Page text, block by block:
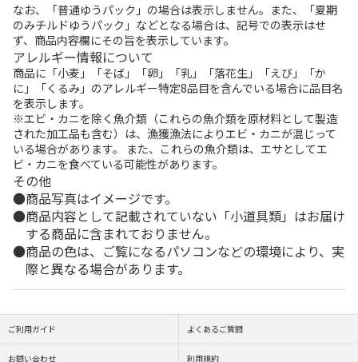
なお、「普通ゆうパック」の場合は表示しません。また、「夏期
のみチルドゆうパック」などとなる場合は、記号での表示はせ
ず、商品内容欄にその旨を表示しています。
アレルギー情報について
商品に「小麦」「そば」「卵」「乳」「落花生」「えび」「か
に」「くるみ」のアレルギー特定8品目を含んでいる場合に品目名
を表示します。
※エビ・カニを除く魚介類（これらの魚介類を原材料として製造
された加工品も含む）は、漁獲漁法によりエビ・カニが混じって
いる場合があります。 また、これらの魚介類は、エサとしてエ
ビ・カニを食べている可能性があります。
その他
商品写真はイメージです。
商品内容として記載されていない「小道具類」はお届け
する商品に含まれておりません。
商品の色は、ご覧になるパソコンなどの環境により、実
際と異なる場合があります。
ご利用ガイド よくあるご質問
お問い合わせ 利用規約